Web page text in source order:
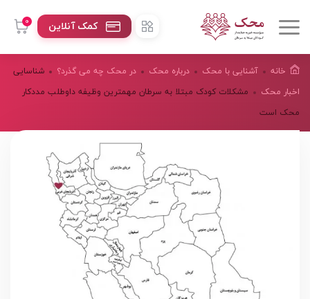
0 کمک آنلاین
خانه آشنایی با محک درباره محک
در محک چه می گذرد؟
اخبار محک
شناسایی
مشکلات کودک مبتلا به سرطان مهمترین وظیفه داوطلب مددکار
محک است